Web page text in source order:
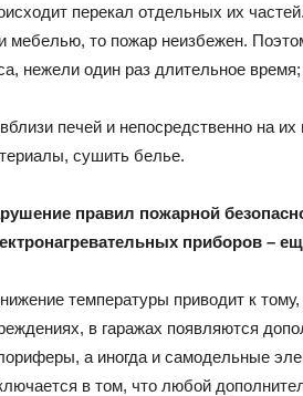
перекал отдельных их
мебелью, то пожар неизбежен.
нежели один раз длительное время;
печей и непосредственно на
сушить белье.
правил пожарной
приборов –
температуры приводит к
в гаражах появляются
а иногда и самодельные
в том, что любой